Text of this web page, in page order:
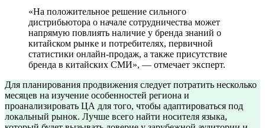
«На положительное решение сильного
дистрибьютора о начале сотрудничества может
напрямую повлиять наличие у бренда знаний о
китайском рынке и потребителях, первичной
статистики онлайн-продаж, а также присутствие
бренда в китайских СМИ», — отмечает эксперт.
Для планирования продвижения следует потратить несколько
месяцев на изучение особенностей региона и
проанализировать ЦА для того, чтобы адаптироваться под
локальный рынок. Лучше всего найти носителя языка,